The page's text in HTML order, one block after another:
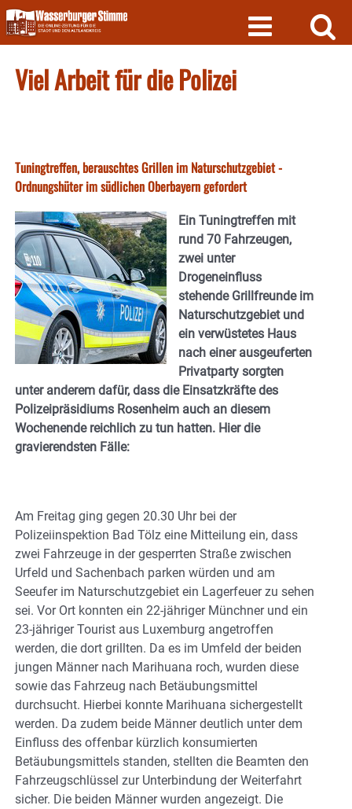
Skip
to
content
Viel Arbeit für die Polizei
Tuningtreffen, berauschtes Grillen im Naturschutzgebiet -
Ordnungshüter im südlichen Oberbayern gefordert
Ein Tuningtreffen mit
rund 70 Fahrzeugen,
zwei unter
Drogeneinfluss
stehende Grillfreunde im
Naturschutzgebiet und
ein verwüstetes Haus
nach einer ausgeuferten
Privatparty sorgten
unter anderem dafür, dass die Einsatzkräfte des
Polizeipräsidiums Rosenheim auch an diesem
Wochenende reichlich zu tun hatten. Hier die
gravierendsten Fälle:
Am Freitag ging gegen 20.30 Uhr bei der
Polizeiinspektion Bad Tölz eine Mitteilung ein, dass
zwei Fahrzeuge in der gesperrten Straße zwischen
Urfeld und Sachenbach parken würden und am
Seeufer im Naturschutzgebiet ein Lagerfeuer zu sehen
sei. Vor Ort konnten ein 22-jähriger Münchner und ein
23-jähriger Tourist aus Luxemburg angetroffen
werden, die dort grillten. Da es im Umfeld der beiden
jungen Männer nach Marihuana roch, wurden diese
sowie das Fahrzeug nach Betäubungsmittel
durchsucht. Hierbei konnte Marihuana sichergestellt
werden. Da zudem beide Männer deutlich unter dem
Einfluss des offenbar kürzlich konsumierten
Betäubungsmittels standen, stellten die Beamten den
Fahrzeugschlüssel zur Unterbindung der Weiterfahrt
sicher. Die beiden Männer wurden angezeigt. Die